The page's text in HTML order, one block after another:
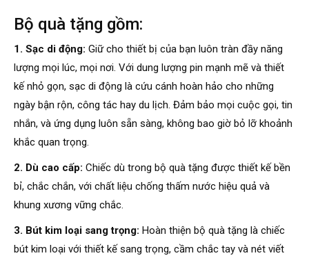
Bộ quà tặng gồm:
1. Sạc di động: Giữ cho thiết bị của bạn luôn tràn đầy năng
lượng mọi lúc, mọi nơi. Với dung lượng pin mạnh mẽ và thiết
kế nhỏ gọn, sạc di động là cứu cánh hoàn hảo cho những
ngày bận rộn, công tác hay du lịch. Đảm bảo mọi cuộc gọi, tin
nhắn, và ứng dụng luôn sẵn sàng, không bao giờ bỏ lỡ khoảnh
khắc quan trọng.
2. Dù cao cấp: Chiếc dù trong bộ quà tặng được thiết kế bền
bỉ, chắc chắn, với chất liệu chống thấm nước hiệu quả và
khung xương vững chắc.
3. Bút kim loại sang trọng: Hoàn thiện bộ quà tặng là chiếc
bút kim loại với thiết kế sang trọng, cầm chắc tay và nét viết